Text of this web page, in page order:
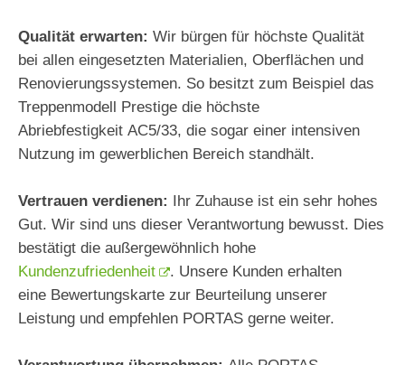
Qualität erwarten: Wir bürgen für höchste Qualität
bei allen eingesetzten Materialien, Oberflächen und
Renovierungssystemen. So besitzt zum Beispiel das
Treppenmodell Prestige die höchste
Abriebfestigkeit AC5/33, die sogar einer intensiven
Nutzung im gewerblichen Bereich standhält.
Vertrauen verdienen: Ihr Zuhause ist ein sehr hohes
Gut. Wir sind uns dieser Verantwortung bewusst. Dies
bestätigt die außergewöhnlich hohe
Kundenzufriedenheit
. Unsere Kunden erhalten
eine Bewertungskarte zur Beurteilung unserer
Leistung und empfehlen PORTAS gerne weiter.